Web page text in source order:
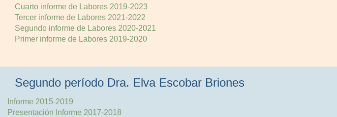
Cuarto informe de Labores 2019-2023
Tercer informe de Labores 2021-2022
Segundo informe de Labores 2020-2021
Primer informe de Labores 2019-2020
Segundo período Dra. Elva Escobar Briones
Informe 2015-2019
Presentación Informe 2017-2018